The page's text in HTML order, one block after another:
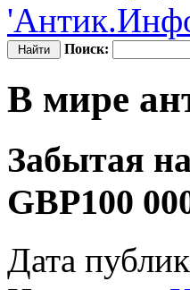
Поиск:
В мире
Забытая
GBP100
Дата